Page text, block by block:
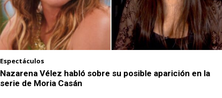
Espectáculos
Nazarena Vélez habló sobre su posible aparición en la
serie de Moria Casán